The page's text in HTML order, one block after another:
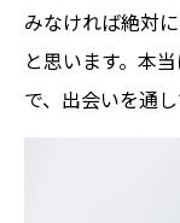
みなければ絶対
と思います。本
で、出会いを通